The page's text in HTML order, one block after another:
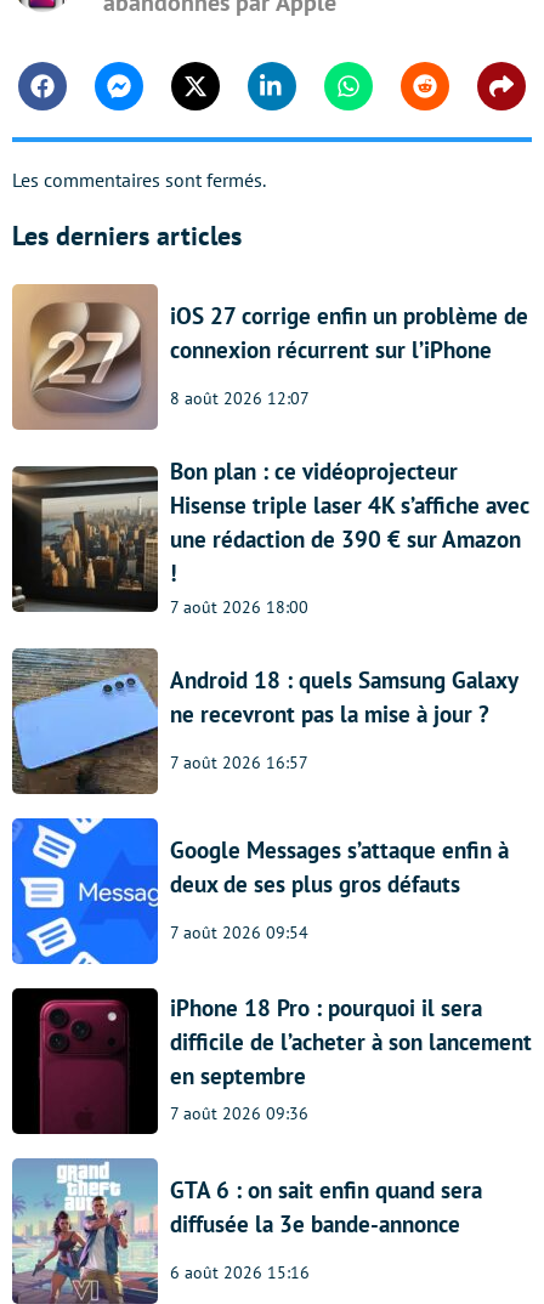
FacebookMessengerTwitter Linkedin WhatsappReddit
Les commentaires sont fermés.
Les derniers articles
iOS 27 corrige enfin un problème de
connexion récurrent sur l’iPhone
8 août 2026 12:07
Bon plan : ce vidéoprojecteur
Hisense triple laser 4K s’affiche avec
une rédaction de 390 € sur Amazon
!
7 août 2026 18:00
Android 18 : quels Samsung Galaxy
ne recevront pas la mise à jour ?
7 août 2026 16:57
Google Messages s’attaque enfin à
deux de ses plus gros défauts
7 août 2026 09:54
iPhone 18 Pro : pourquoi il sera
difficile de l’acheter à son lancement
en septembre
7 août 2026 09:36
GTA 6 : on sait enfin quand sera
diffusée la 3e bande-annonce
6 août 2026 15:16